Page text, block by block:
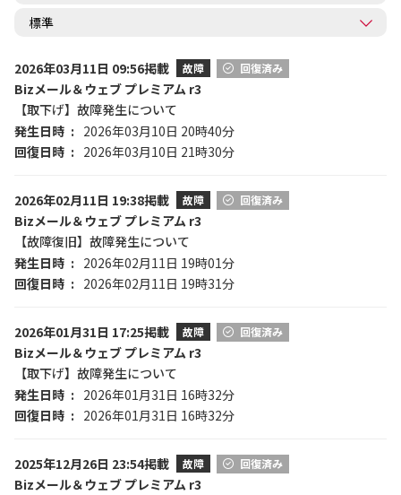
2026年03月11日 09:56掲載 故障 回復済み
Bizメール＆ウェブ プレミアム r3
【取下げ】故障発生について
発生日時
2026年03月10日 20時40分
回復日時
2026年03月10日 21時30分
2026年02月11日 19:38掲載 故障 回復済み
Bizメール＆ウェブ プレミアム r3
【故障復旧】故障発生について
発生日時
2026年02月11日 19時01分
回復日時
2026年02月11日 19時31分
2026年01月31日 17:25掲載 故障 回復済み
Bizメール＆ウェブ プレミアム r3
【取下げ】故障発生について
発生日時
2026年01月31日 16時32分
回復日時
2026年01月31日 16時32分
2025年12月26日 23:54掲載 故障 回復済み
Bizメール＆ウェブ プレミアム r3